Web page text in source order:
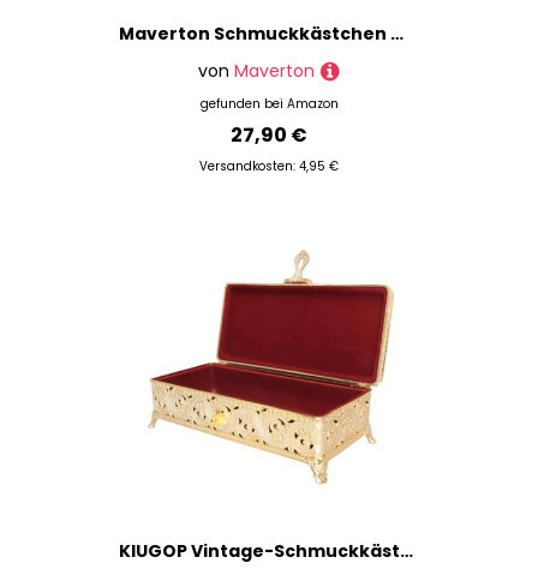
Maverton Schmuckkästchen mit Aufdruck - abschließbare Schmuck Aufbewahrungsbox mit Spiegel & 2 Schubladen - funktionale 3-stöckige Schmuckschatulle für Frauen zum Geburtstag - Weiß - Blumenmotiv
von Maverton
gefunden bei Amazon
27,90 €
Versandkosten: 4,95 €
KIUGOP Vintage-Schmuckkästchen aus Metall, Großes Fassungsvermögen, Rechteckige Schmuckschatulle für Halsketten und Ohrringe,Gold